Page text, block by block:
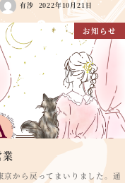
有沙 2022年10月21日
お知らせ
京から戻ってまいりました。通